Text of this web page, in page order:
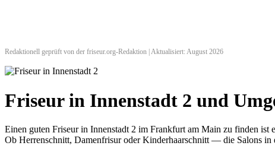
Redaktionell geprüft von der friseur.org-Redaktion | Aktualisiert: August 2026
Friseur in Innenstadt 2 und
Einen guten Friseur in Innenstadt 2 im Frankfurt am Main zu finden
Ob Herrenschnitt, Damenfrisur oder Kinderhaarschnitt — die Salons